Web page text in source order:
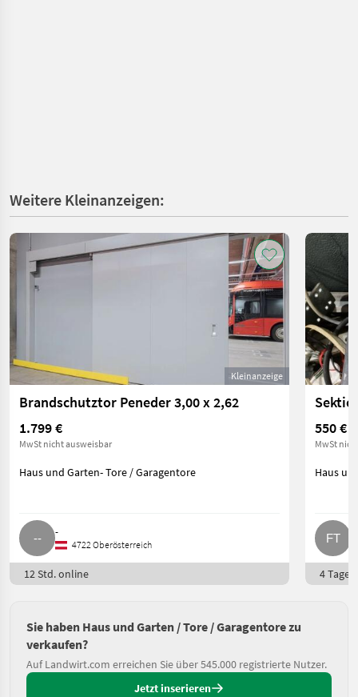
Weitere Kleinanzeigen:
Kleinanzeige
Brandschutztor Peneder 3,00 x 2,62
1.799 €
MwSt nicht ausweisbar
Haus und Garten- Tore / Garagentore
-
4722 Oberösterreich
12 Std. online
550 €
MwSt
Haus
4 Tage
Sie haben Haus und Garten / Tore / Garagentore zu
verkaufen?
Auf Landwirt.com erreichen Sie über 545.000 registrierte Nutzer.
Jetzt inserieren